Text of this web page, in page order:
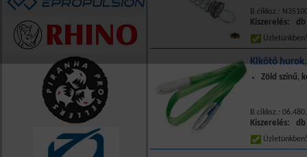
B.cikksz.:
Kiszerelés: db
Kikötő
Zöld színű,
B.cikksz.:
Kiszerelés: db